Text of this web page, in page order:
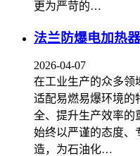
更为严苛的…
法兰防爆电加热
2026-04-07
在工业生产的众多领
适配易燃易爆环境的
全、提升生产效率的
始终以严谨的态度、
造，为石油化…